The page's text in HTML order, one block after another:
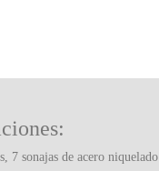
7 sonajas de acero niquelado